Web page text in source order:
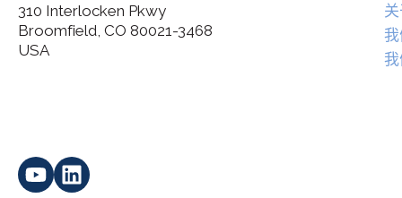
I agree to allow Spatial Corp to store and process my
310 Interlocken Pkwy
Broomfield, CO 80021-3468
USA